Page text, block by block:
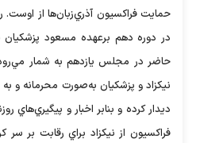
حمايت فراكسيون آذري‌زبان‌ها از اوست.
در دوره دهم برعهده مسعود پزشكيان
حاضر در مجلس يازدهم به شمار
نيكزاد و پزشكيان به‌صورت محرمانه و
ديدار كرده و بنابر اخبار و پيگيري‌هاي
فراكسيون از نيكزاد براي رقابت بر